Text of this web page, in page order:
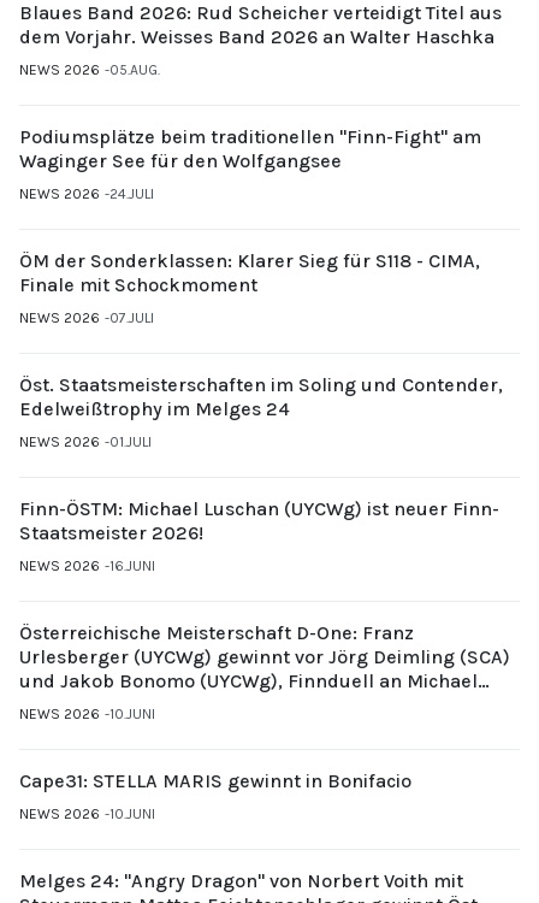
Blaues Band 2026: Rud Scheicher verteidigt Titel aus
dem Vorjahr. Weisses Band 2026 an Walter Haschka
NEWS 2026 05.AUG.
Podiumsplätze beim traditionellen "Finn-Fight" am
Waginger See für den Wolfgangsee
NEWS 2026 24.JULI
ÖM der Sonderklassen: Klarer Sieg für S118 - CIMA,
Finale mit Schockmoment
NEWS 2026 07.JULI
Öst. Staatsmeisterschaften im Soling und Contender,
Edelweißtrophy im Melges 24
NEWS 2026 01.JULI
Finn-ÖSTM: Michael Luschan (UYCWg) ist neuer Finn-
Staatsmeister 2026!
NEWS 2026 16.JUNI
Österreichische Meisterschaft D-One: Franz
Urlesberger (UYCWg) gewinnt vor Jörg Deimling (SCA)
und Jakob Bonomo (UYCWg), Finnduell an Michael
Gubi (UYCMo)
NEWS 2026 10.JUNI
Cape31: STELLA MARIS gewinnt in Bonifacio
NEWS 2026 10.JUNI
Melges 24: "Angry Dragon" von Norbert Voith mit